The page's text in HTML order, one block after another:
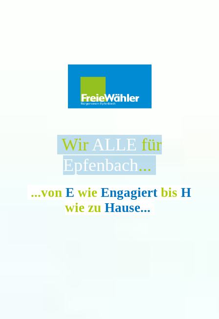
WirALLE für
Epfenbach...
...vonE wieEngagiert bisH
wie zu Hause...